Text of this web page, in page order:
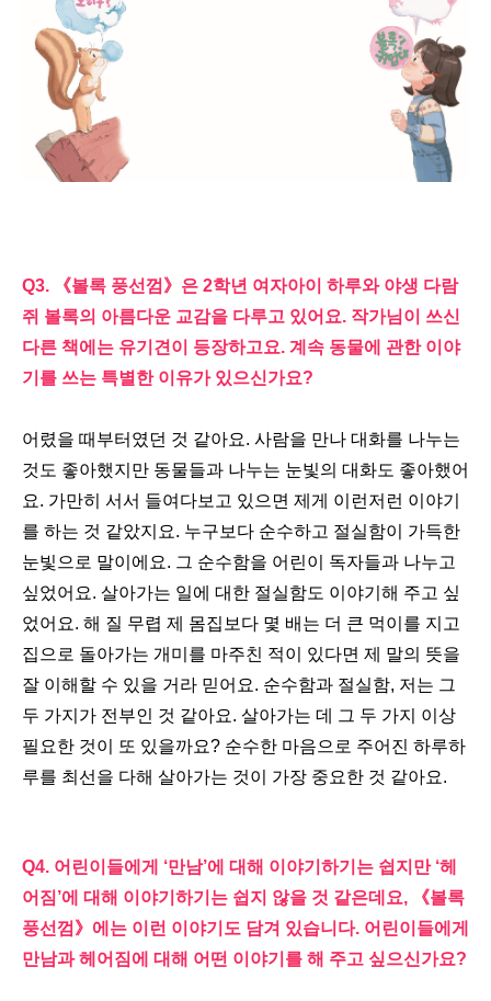
Q3. 《볼록 풍선껌 》 은 2학년 여자아이 하루와 야생 다람
쥐 볼록의 아름다운 교감을 다루고 있어요. 작가님이 쓰신
다른 책에는 유기견이 등장하고요. 계속 동물에 관한 이야
기를 쓰는 특별한 이유가 있으신가요?
어렸을 때부터였던 것 같아요. 사람을 만나 대화를 나누는
것도 좋아했지만 동물들과 나누는 눈빛의 대화도 좋아했어
요. 가만히 서서 들여다보고 있으면 제게 이런저런 이야기
를 하는 것 같았지요. 누구보다 순수하고 절실함이 가득한
눈빛으로 말이에요. 그 순수함을 어린이 독자들과 나누고
싶었어요. 살아가는 일에 대한 절실함도 이야기해 주고 싶
었어요. 해 질 무렵 제 몸집보다 몇 배는 더 큰 먹이를 지고
집으로 돌아가는 개미를 마주친 적이 있다면 제 말의 뜻을
잘 이해할 수 있을 거라 믿어요. 순수함과 절실함, 저는 그
두 가지가 전부인 것 같아요. 살아가는 데 그 두 가지 이상
필요한 것이 또 있을까요? 순수한 마음으로 주어진 하루하
루를 최선을 다해 살아가는 것이 가장 중요한 것 같아요.
Q4. 어린이들에게 ‘만남’에 대해 이야기하기는 쉽지만 ‘헤
어짐’에 대해 이야기하기는 쉽지 않을 것 같은데요, 《볼록
풍선껌 》 에는 이런 이야기도 담겨 있습니다. 어린이들에게
만남과 헤어짐에 대해 어떤 이야기를 해 주고 싶으신가요?